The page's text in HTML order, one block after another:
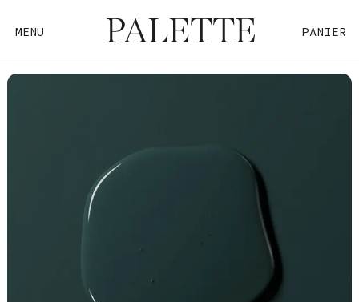
MENU PANIER